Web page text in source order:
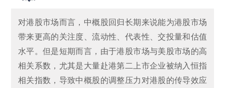
对港股市场而言，中概股回归长期来说能为港股市场
带来更高的关注度、流动性、代表性、交投量和估值
水平。但是短期而言，由于港股市场与美股市场的高
相关系数，尤其是大量赴港第二上市企业被纳入恒指
相关指数，导致中概股的调整压力对港股的传导效应